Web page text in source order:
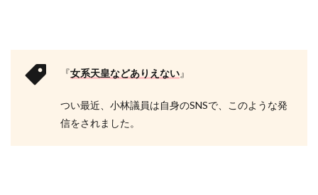
『女系天皇などありえない』
つい最近、小林議員は自身のSNSで、このような発
信をされました。